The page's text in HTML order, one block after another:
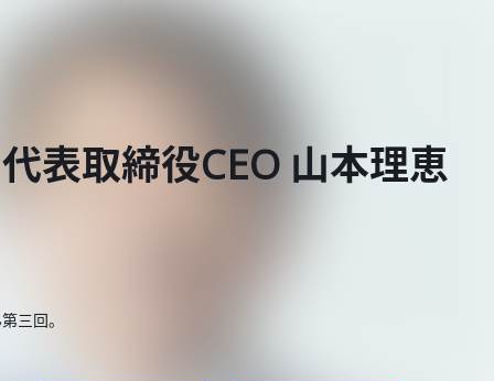
表取締役CEO 山本理恵
三回。